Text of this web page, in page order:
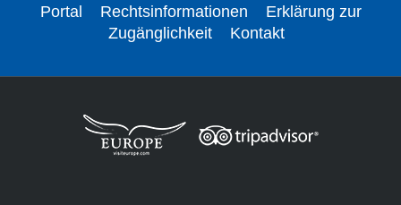
Portal
Rechtsinformationen
Erklärung zur
Zugänglichkeit
Kontakt